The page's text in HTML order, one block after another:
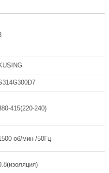
415(220-240)
об/мин /50Гц